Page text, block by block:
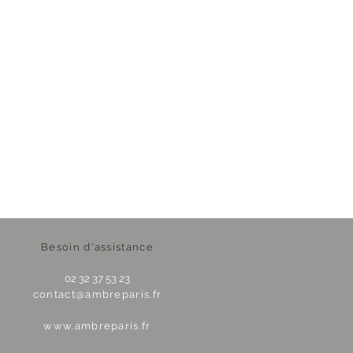
Besoin d'assistance
02 32 37 53 23
contact@ambreparis.fr
www.ambreparis.fr